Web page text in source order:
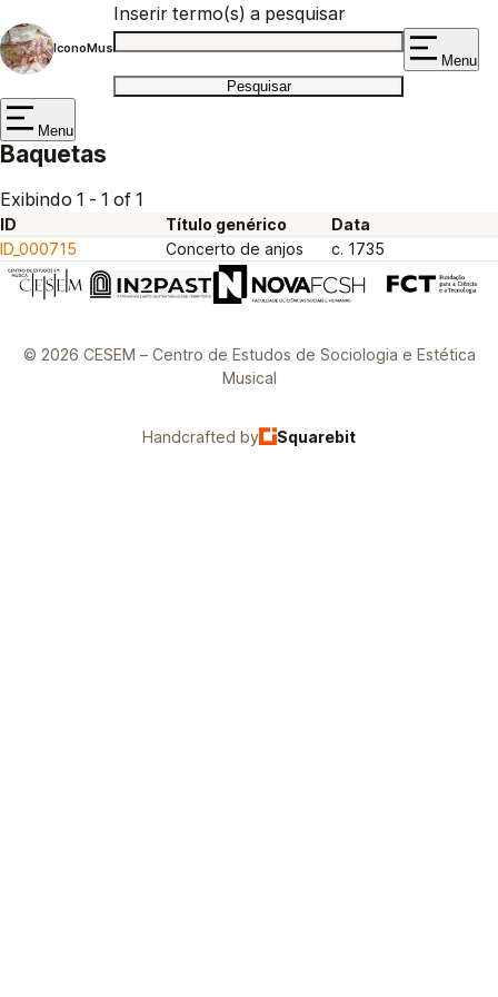
IconoMus
Inserir termo(s) a pesquisar
Menu
Menu
Baquetas
Exibindo 1 - 1 of 1
ID Título genérico
Data
ID_000715
Concerto de anjos c. 1735
© 2026 CESEM – Centro de Estudos de Sociologia e Estética
Musical
Handcrafted by Squarebit